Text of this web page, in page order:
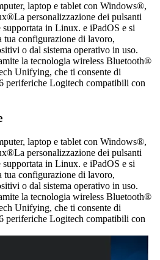
laptop e tablet con Windows®,
personalizzazione dei pulsanti
in Linux. e iPadOS e si
tua configurazione di lavoro,
o dal sistema operativo in uso.
la tecnologia wireless Bluetooth®
Unifying, che ti consente di
periferiche Logitech compatibili con
laptop e tablet con Windows®,
personalizzazione dei pulsanti
in Linux. e iPadOS e si
tua configurazione di lavoro,
o dal sistema operativo in uso.
la tecnologia wireless Bluetooth®
Unifying, che ti consente di
periferiche Logitech compatibili con